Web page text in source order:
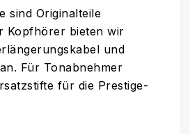
sind Originalteile
Kopfhörer bieten wir
und
Für Tonabnehmer
für die Prestige-